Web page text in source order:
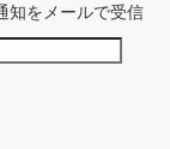
知をメールで受信